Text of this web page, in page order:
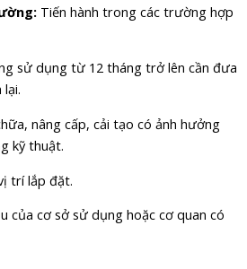
Tiến hành trong các trường hợp
sử dụng từ 12 tháng trở lên cần đưa
lại.
nâng cấp, cải tạo có ảnh hưởng
kỹ thuật.
trí lắp đặt.
của cơ sở sử dụng hoặc cơ quan có